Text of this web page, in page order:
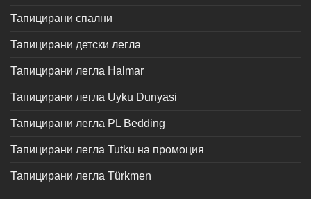
Тапицирани спални
Тапицирани детски легла
Тапицирани легла Halmar
Тапицирани легла Uyku Dunyasi
Тапицирани легла PL Bedding
Тапицирани легла Tutku на промоция
Тапицирани легла Türkmen